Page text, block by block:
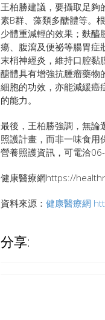
王柏勝建議，要攝取足夠
素B群、藻類多醣體等。
少體重減輕的效果；麩醯
瘍、腹瀉及便祕等腸胃症
末梢神經炎，維持口腔黏
醣體具有增強抗腫瘤藥物
細胞的功效，亦能減緩癌
的能力。
最後，王柏勝強調，無論
照護計畫，而非一味食用
營養照護資訊，可電洽
健康醫療網https://
資料來源： 健康醫療網
分享: